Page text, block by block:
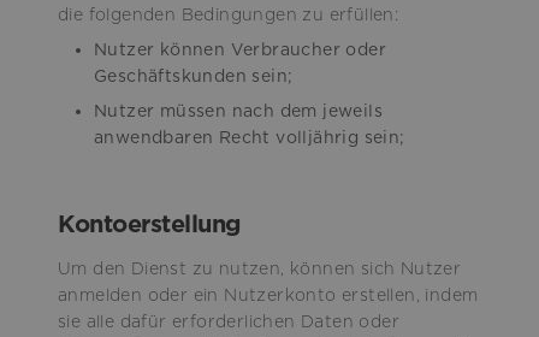
die folgenden Bedingungen zu erfüllen:
Nutzer können Verbraucher oder
Geschäftskunden sein;
Nutzer müssen nach dem jeweils
anwendbaren Recht volljährig sein;
Kontoerstellung
Um den Dienst zu nutzen, können sich Nutzer
anmelden oder ein Nutzerkonto erstellen, indem
sie alle dafür erforderlichen Daten oder